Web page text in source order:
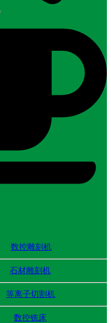
数控雕刻机
石材雕刻机
等离子切割机
数控铣床